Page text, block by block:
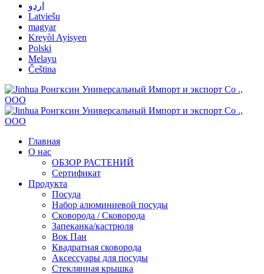
اردو
Latviešu
magyar
Kreyòl Ayisyen
Polski
Melayu
Čeština
Главная
О нас
ОБЗОР РАСТЕНИЙ
Сертификат
Продукта
Посуда
Набор алюминиевой посуды
Сковорода / Сковорода
Запеканка/кастрюля
Вок Пан
Квадратная сковорода
Аксессуары для посуды
Стеклянная крышка